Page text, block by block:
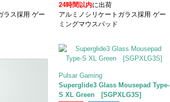
ラス採用 ゲー
24時間以内に出荷
アルミノシリケートガラス採用 ゲー
ミングマウスパッド
Pulsar Gaming
Superglide3 Glass Mousepad Type-
S XL Green [SGPXLG3S]